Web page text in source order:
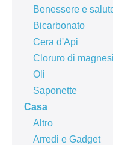
Benessere e
Bicarbonato
Cera d'Api
Cloruro di
Oli
Saponette
Casa
Altro
Arredi e Gadget